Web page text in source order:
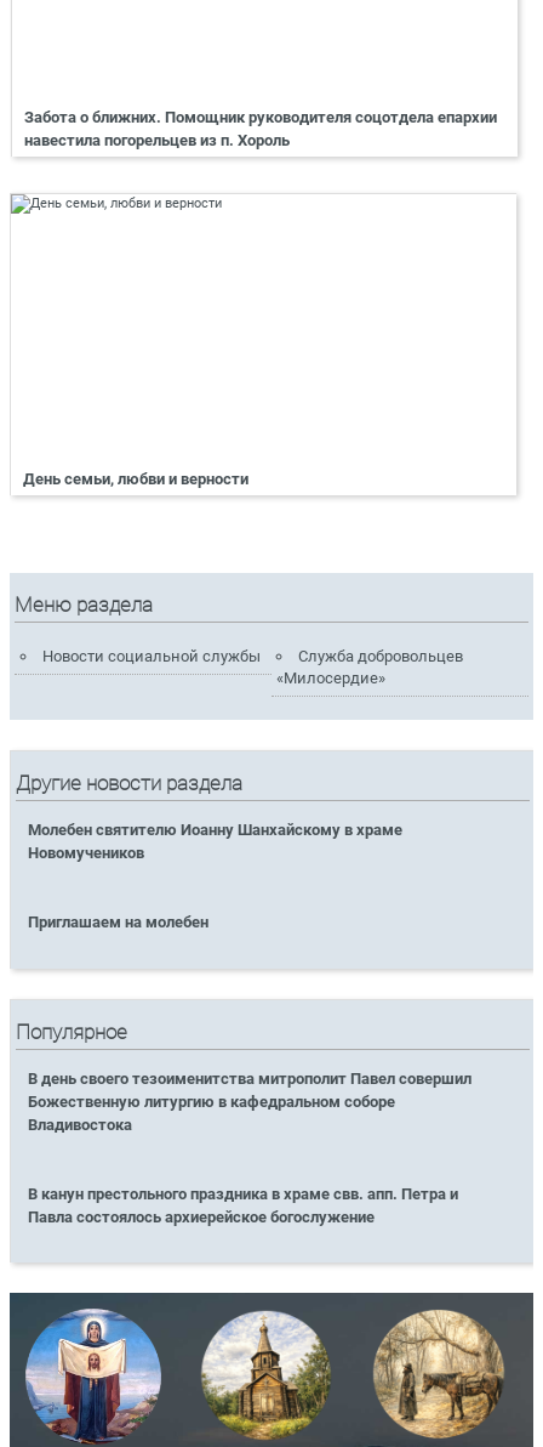
Забота о ближних. Помощник руководителя соцотдела епархии
навестила погорельцев из п. Хороль
День семьи, любви и верности
Меню раздела
Новости социальной службы
Служба добровольцев
«Милосердие»
Другие новости раздела
Молебен святителю Иоанну Шанхайскому в храме
Новомучеников
Приглашаем на молебен
Популярное
В день своего тезоименитства митрополит Павел совершил
Божественную литургию в кафедральном соборе
Владивостока
В канун престольного праздника в храме свв. апп. Петра и
Павла состоялось архиерейское богослужение